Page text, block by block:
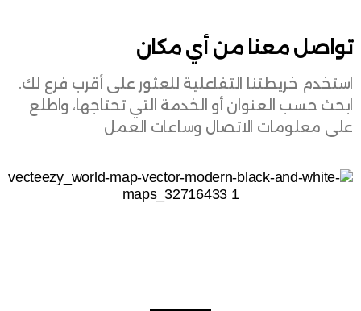
تواصل معنا من أي مكان
استخدم خريطتنا التفاعلية للعثور على أقرب فرع لك.
ابحث حسب العنوان أو الخدمة التي تحتاجها، واطلع
على معلومات الاتصال وساعات العمل